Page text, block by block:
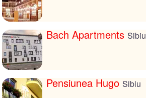
Bach Apartments Sibiu
Pensiunea Hugo Sibiu